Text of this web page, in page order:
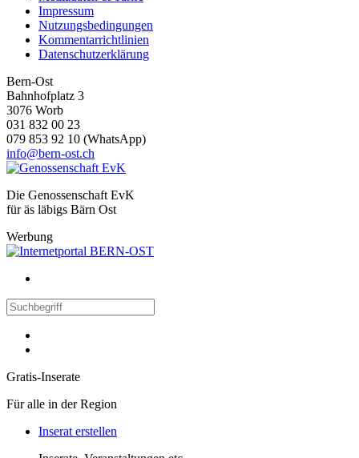
Impressum
Nutzungsbedingungen
Kommentarrichtlinien
Datenschutzerklärung
Bern-Ost
Bahnhofplatz 3
3076 Worb
031 832 00 23
079 853 92 10 (WhatsApp)
info@bern-ost.ch
Die Genossenschaft EvK
für äs läbigs Bärn Ost
Werbung
Gratis-Inserate
Für alle in der Region
Inserat erstellen